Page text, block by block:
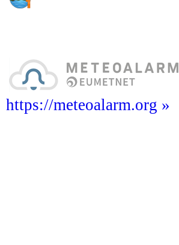
https://meteoalarm.org »